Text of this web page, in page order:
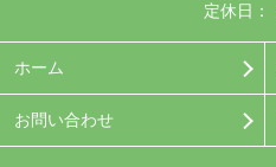
定休日：
ホーム
お問い合わせ